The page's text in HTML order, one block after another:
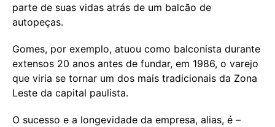
parte de suas vidas atrás de um balcão de
autopeças.
Gomes, por exemplo, atuou como balconista durante
extensos 20 anos antes de fundar, em 1986, o varejo
que viria se tornar um dos mais tradicionais da Zona
Leste da capital paulista.
O sucesso e a longevidade da empresa, alias, é –